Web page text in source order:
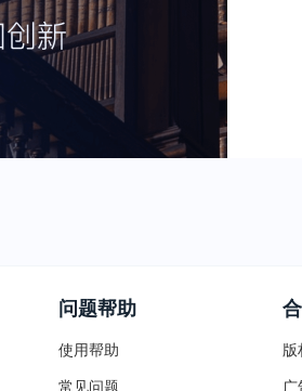
问题帮助
使用帮助
常见问题
版